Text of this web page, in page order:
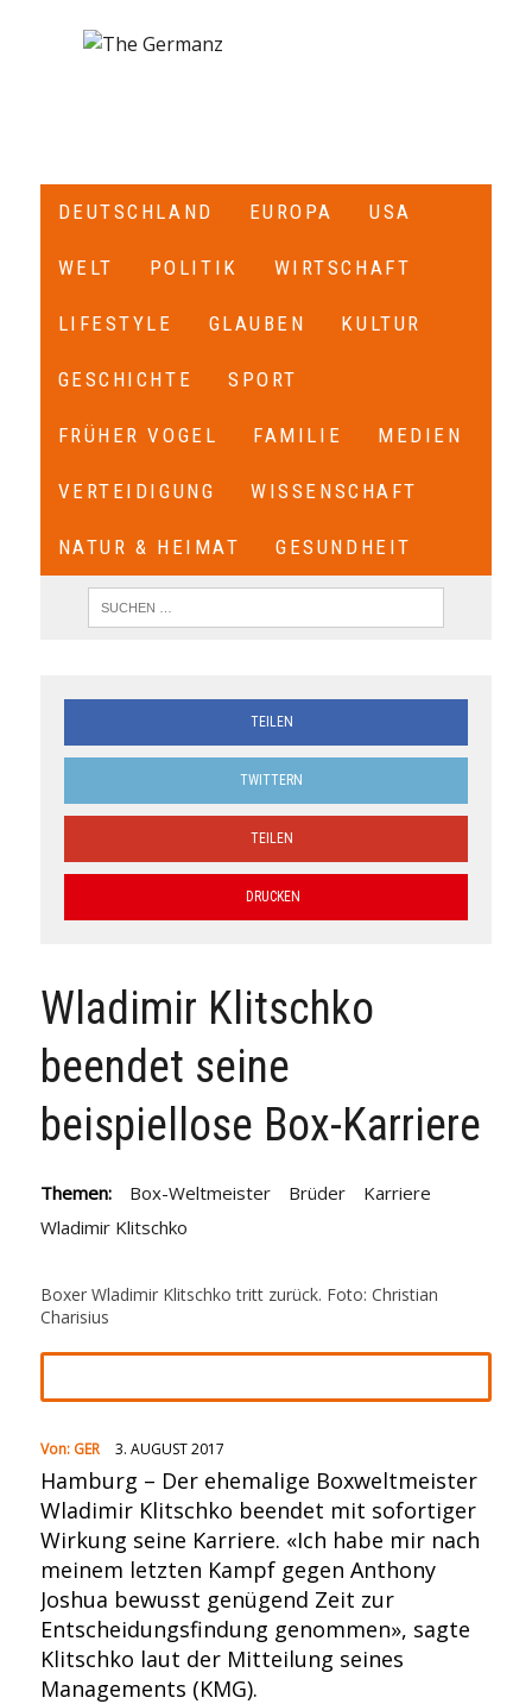
DEUTSCHLAND EUROPA USA
WELT POLITIK WIRTSCHAFT
LIFESTYLE GLAUBEN KULTUR
GESCHICHTE SPORT
FRÜHER VOGEL FAMILIE MEDIEN
VERTEIDIGUNG WISSENSCHAFT
NATUR & HEIMAT GESUNDHEIT
TEILEN
TWITTERN
TEILEN
DRUCKEN
Wladimir Klitschko
beendet seine
beispiellose Box-Karriere
Themen: Box-Weltmeister Brüder
Karriere
Wladimir Klitschko
Boxer Wladimir Klitschko tritt zurück. Foto: Christian
Charisius
Von: GER 3. AUGUST 2017
Hamburg – Der ehemalige Boxweltmeister
Wladimir Klitschko beendet mit sofortiger
Wirkung seine Karriere. «Ich habe mir nach
meinem letzten Kampf gegen Anthony
Joshua bewusst genügend Zeit zur
Entscheidungsfindung genommen», sagte
Klitschko laut der Mitteilung seines
Managements (KMG).